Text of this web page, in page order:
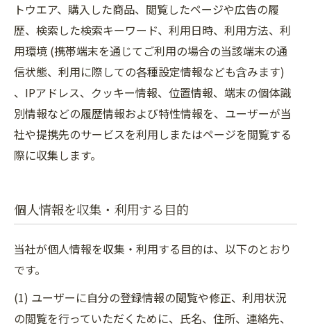
トウエア、購入した商品、閲覧したページや広告の履
歴、検索した検索キーワード、利用日時、利用方法、利
用環境 (携帯端末を通じてご利用の場合の当該端末の通
信状態、利用に際しての各種設定情報なども含みます)
、IPアドレス、クッキー情報、位置情報、端末の個体識
別情報などの履歴情報および特性情報を、ユーザーが当
社や提携先のサービスを利用しまたはページを閲覧する
際に収集します。
個人情報を収集・利用する目的
当社が個人情報を収集・利用する目的は、以下のとおり
です。
(1) ユーザーに自分の登録情報の閲覧や修正、利用状況
の閲覧を行っていただくために、氏名、住所、連絡先、